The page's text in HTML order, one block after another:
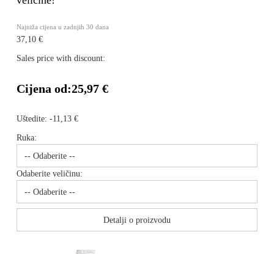
Najniža cijena u zadnjih 30 dana
37,10 €
Sales price with discount:
Cijena od:25,97 €
Uštedite: -11,13 €
Ruka:
Odaberite veličinu:
Detalji o proizvodu